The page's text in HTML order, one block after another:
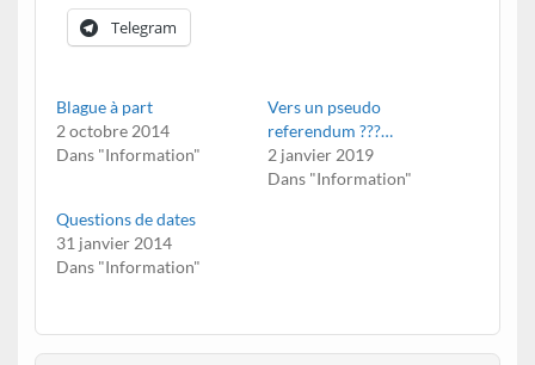
Telegram
Blague à part
2 octobre 2014
Dans "Information"
Vers un pseudo
referendum ???…
2 janvier 2019
Dans "Information"
Questions de dates
31 janvier 2014
Dans "Information"